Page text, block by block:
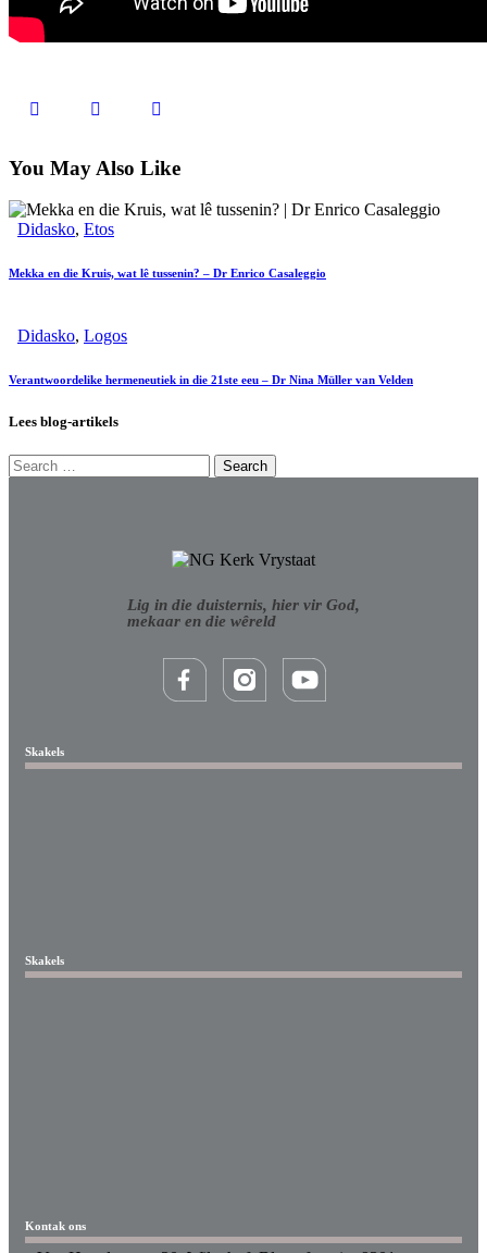
You May Also Like
Didasko, Etos
Mekka en die Kruis, wat lê tussenin? – Dr Enrico Casaleggio
Didasko, Logos
Verantwoordelike hermeneutiek in die 21ste eeu – Dr Nina Müller van Velden
Lees blog-artikels
Lig in die duisternis, hier vir God,
mekaar en die wêreld
Skakels
Skakels
Kontak ons